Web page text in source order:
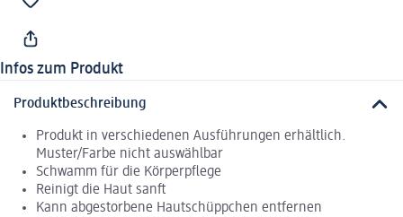
Infos zum Produkt
Produktbeschreibung
Produkt in verschiedenen Ausführungen erhältlich.
Muster/Farbe nicht auswählbar
Schwamm für die Körperpflege
Reinigt die Haut sanft
Kann abgestorbene Hautschüppchen entfernen